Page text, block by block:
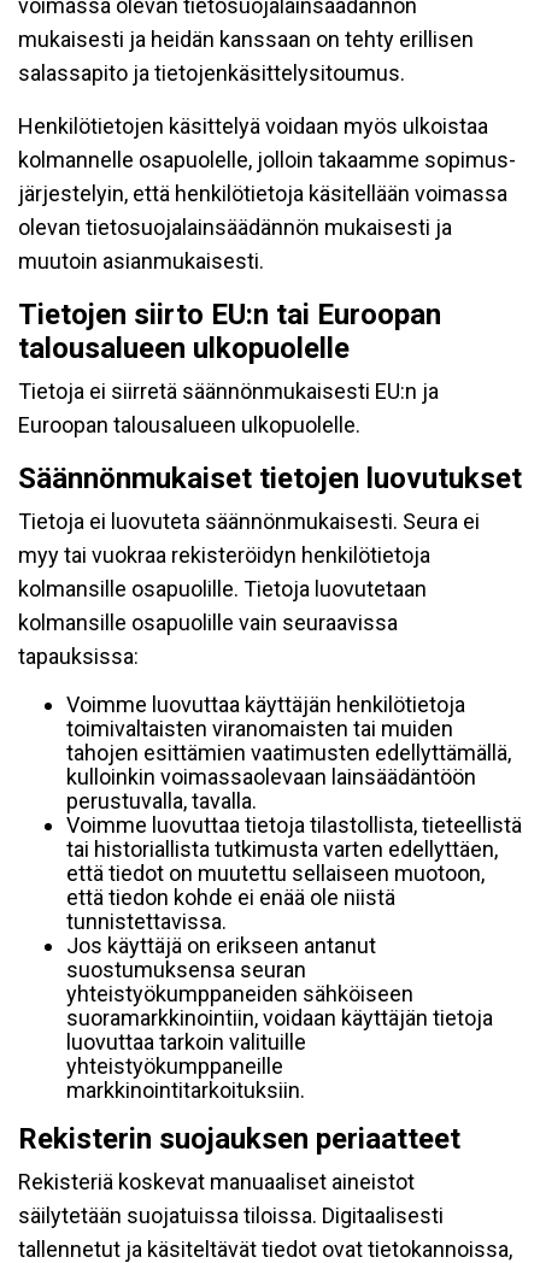
voimassa olevan tietosuojalainsäädännön
mukaisesti ja heidän kanssaan on tehty erillisen
salassapito ja tietojenkäsittelysitoumus.
Henkilötietojen käsittelyä voidaan myös ulkoistaa
kolmannelle osapuolelle, jolloin takaamme sopimus-
järjestelyin, että henkilötietoja käsitellään voimassa
olevan tietosuojalainsäädännön mukaisesti ja
muutoin asianmukaisesti.
Tietojen siirto EU:n tai Euroopan
talousalueen ulkopuolelle
Tietoja ei siirretä säännönmukaisesti EU:n ja
Euroopan talousalueen ulkopuolelle.
Säännönmukaiset tietojen luovutukset
Tietoja ei luovuteta säännönmukaisesti. Seura ei
myy tai vuokraa rekisteröidyn henkilötietoja
kolmansille osapuolille. Tietoja luovutetaan
kolmansille osapuolille vain seuraavissa
tapauksissa:
Voimme luovuttaa käyttäjän henkilötietoja
toimivaltaisten viranomaisten tai muiden
tahojen esittämien vaatimusten edellyttämällä,
kulloinkin voimassaolevaan lainsäädäntöön
perustuvalla, tavalla.
Voimme luovuttaa tietoja tilastollista, tieteellistä
tai historiallista tutkimusta varten edellyttäen,
että tiedot on muutettu sellaiseen muotoon,
että tiedon kohde ei enää ole niistä
tunnistettavissa.
Jos käyttäjä on erikseen antanut
suostumuksensa seuran
yhteistyökumppaneiden sähköiseen
suoramarkkinointiin, voidaan käyttäjän tietoja
luovuttaa tarkoin valituille
yhteistyökumppaneille
markkinointitarkoituksiin.
Rekisterin suojauksen periaatteet
Rekisteriä koskevat manuaaliset aineistot
säilytetään suojatuissa tiloissa. Digitaalisesti
tallennetut ja käsiteltävät tiedot ovat tietokannoissa,